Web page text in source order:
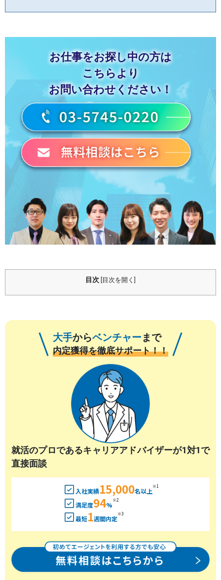
お仕事をお探し中の方は
こちらより
お問い合わせください！
目次 目次を開く
大手からベンチャーまで
内定獲得を徹底サポート！！
就活のプロであるキャリアアドバイザーが1対1で
直接面談
入社実績15,000名以上
※1
満足度94%
※2
最短1週間内定
※3